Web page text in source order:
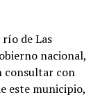
de Las
nacional,
consultar con
este municipio,